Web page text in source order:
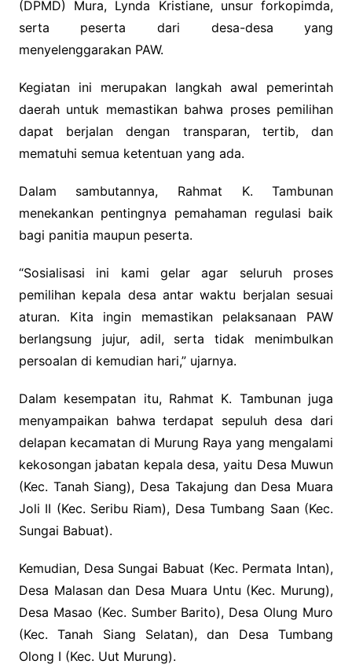
(DPMD) Mura, Lynda Kristiane, unsur forkopimda,
serta peserta dari desa-desa yang
menyelenggarakan PAW.
Kegiatan ini merupakan langkah awal pemerintah
daerah untuk memastikan bahwa proses pemilihan
dapat berjalan dengan transparan, tertib, dan
mematuhi semua ketentuan yang ada.
Dalam sambutannya, Rahmat K. Tambunan
menekankan pentingnya pemahaman regulasi baik
bagi panitia maupun peserta.
“Sosialisasi ini kami gelar agar seluruh proses
pemilihan kepala desa antar waktu berjalan sesuai
aturan. Kita ingin memastikan pelaksanaan PAW
berlangsung jujur, adil, serta tidak menimbulkan
persoalan di kemudian hari,” ujarnya.
Dalam kesempatan itu, Rahmat K. Tambunan juga
menyampaikan bahwa terdapat sepuluh desa dari
delapan kecamatan di Murung Raya yang mengalami
kekosongan jabatan kepala desa, yaitu Desa Muwun
(Kec. Tanah Siang), Desa Takajung dan Desa Muara
Joli II (Kec. Seribu Riam), Desa Tumbang Saan (Kec.
Sungai Babuat).
Kemudian, Desa Sungai Babuat (Kec. Permata Intan),
Desa Malasan dan Desa Muara Untu (Kec. Murung),
Desa Masao (Kec. Sumber Barito), Desa Olung Muro
(Kec. Tanah Siang Selatan), dan Desa Tumbang
Olong I (Kec. Uut Murung).